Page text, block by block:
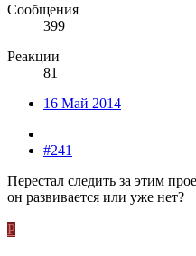
Сообщения
399
Реакции
81
16 Май 2014
#241
Перестал следить за этим
он развивается или уже нет?
P